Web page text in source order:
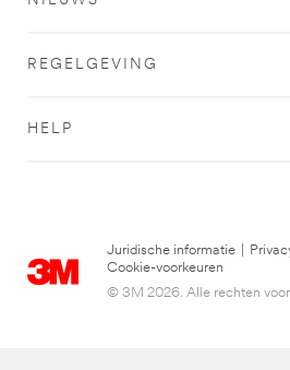
REGELGEVING
HELP
Juridische informatie
Cookie-voorkeuren
© 3M 2026. Alle rechten